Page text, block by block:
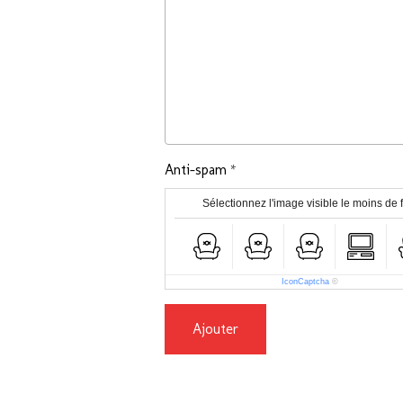
Anti-spam
Sélectionnez l'image visible le moins de
IconCaptcha ©
Ajouter